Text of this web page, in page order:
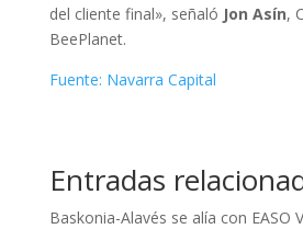
del cliente final», señaló Jon Asín,
BeePlanet.
Fuente: Navarra Capital
Entradas
Baskonia-Alavés se alía con EASO